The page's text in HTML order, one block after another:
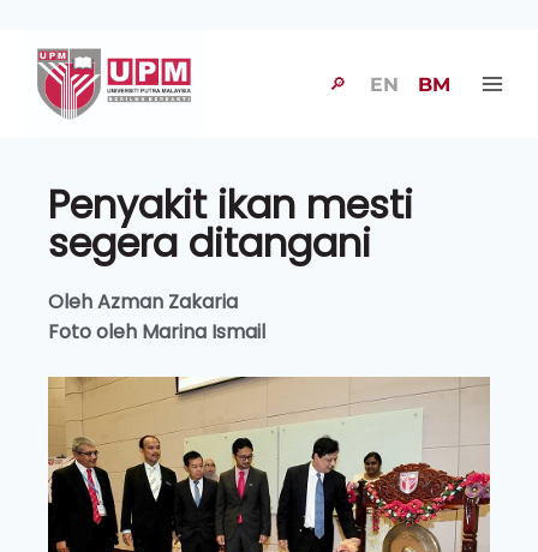
🔎 EN BM
Penyakit ikan mesti
segera ditangani
Oleh Azman Zakaria
Foto oleh Marina Ismail